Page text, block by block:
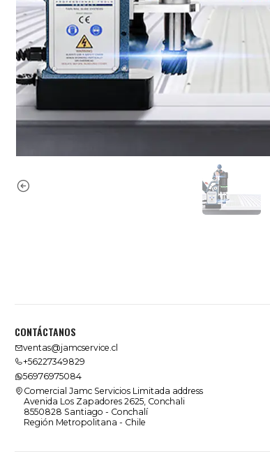
CONTÁCTANOS
ventas@jamcservice.cl
+56227349829
56976975084
Comercial Jamc Servicios Limitada address
Avenida Los Zapadores 2625, Conchali
8550828 Santiago - Conchalí
Región Metropolitana - Chile